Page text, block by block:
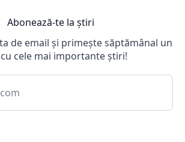
Abonează-te la știri
de email și primește săptămânal un
cele mai importante știri!